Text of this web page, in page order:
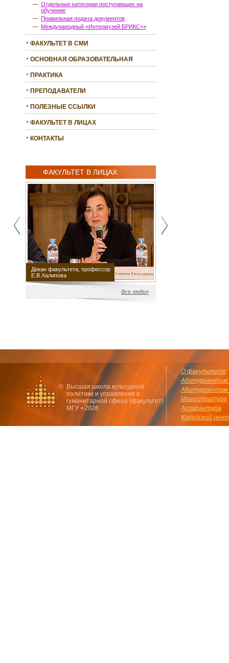
Отдельные категории поступающих на
обучение
Правильная подача документов
Международный «Интермузей БРИКС+»
ФАКУЛЬТЕТ В СМИ
ОСНОВНАЯ ОБРАЗОВАТЕЛЬНАЯ
ПРАКТИКА
ПРЕПОДАВАТЕЛИ
ПОЛЕЗНЫЕ ССЫЛКИ
ФАКУЛЬТЕТ В ЛИЦАХ
КОНТАКТЫ
ФАКУЛЬТЕТ В ЛИЦАХ
Декан факультета, профессор
Е.В.Халипова
Все люди»
© Высшая школа культурной
политики и управления в
гуманитарной сфере (факультет)
МГУ • 2026
О факультете
Абитуриентам
Абитуриентам
Магистратура
Аспирантура
Корейский